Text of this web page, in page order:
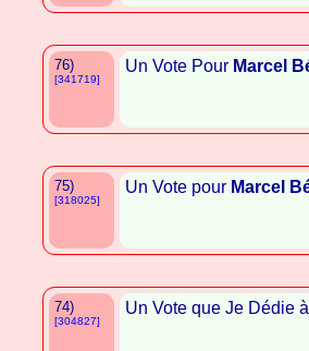
76)
[341719]
Un Vote Pour Marcel
75)
[318025]
Un Vote pour Marcel
74)
[304827]
Un Vote que Je Dédie